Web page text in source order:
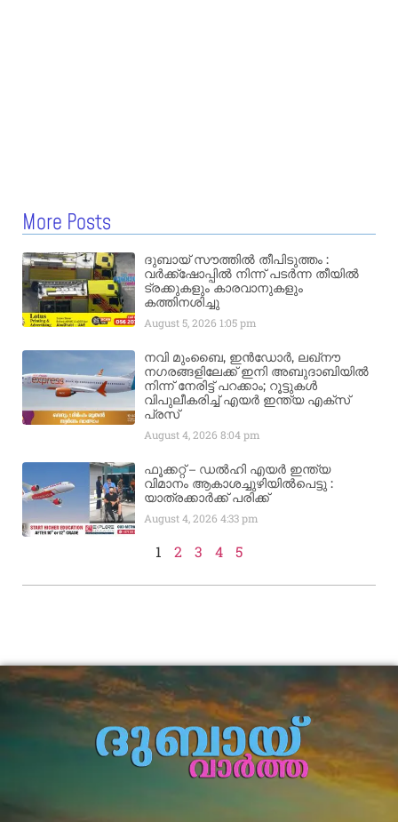
More Posts
ദുബായ് സൗത്തിൽ തീപിടുത്തം :
വർക്ക്‌ഷോപ്പിൽ നിന്ന് പടർന്ന തീയിൽ
ട്രക്കുകളും കാരവാനുകളും
കത്തിനശിച്ചു
August 5, 2026 1:05 pm
നവി മുംബൈ, ഇൻഡോർ, ലഖ്നൗ
നഗരങ്ങളിലേക്ക് ഇനി അബുദാബിയിൽ
നിന്ന് നേരിട്ട് പറക്കാം; റൂട്ടുകൾ
വിപുലീകരിച്ച് എയർ ഇന്ത്യ എക്സ്
പ്രസ്
August 4, 20268:04 pm
ഫൂക്കറ്റ് – ഡൽഹി എയര്‍ ഇന്ത്യ
വിമാനം ആകാശച്ചുഴിയില്‍പെട്ടു :
യാത്രക്കാര്‍ക്ക് പരിക്ക്
August 4, 20264:33 pm
1 2 3 4 5